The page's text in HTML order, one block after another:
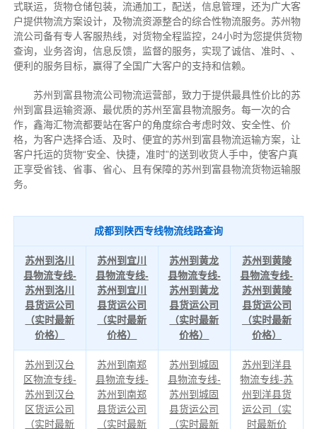
式联运，货物仓储包装，流通加工，配送，信息管理，还为广大客
户提供物流方案设计，及物流资源整合的综合性物流服务。苏州物
流公司备有专人客服热线，对货物全程监控，24小时为您提供货物
查询，业务咨询，信息反馈，监督的服务，实现了诚信、准时、、
便利的服务目标，赢得了全国广大客户的支持和信赖。
苏州到富县物流公司物流运营部，致力于提供最具性价比的苏
州到富县运输资源、最优质的苏州至富县物流服务。每一次的合
作，鑫海汇物流都要站在客户的角度综合考虑时效、安全性、价
格，为客户选择合适、及时、便宜的苏州到富县物流运输方案，让
客户托运的货物“安全、快捷，准时”的送到收货人手中，使客户真
正享受省钱、省事、省心、且有保障的苏州到富县物流货物运输服
务。
成都到陕西专线物流线路查询
苏州到洛川
县物流专线-
苏州到洛川
县货运公司
（实时最新
价格）
苏州到宜川
县物流专线-
苏州到宜川
县货运公司
（实时最新
价格）
苏州到黄龙
县物流专线-
苏州到黄龙
县货运公司
（实时最新
价格）
苏州到黄陵
县物流专线-
苏州到黄陵
县货运公司
（实时最新
价格）
苏州到汉台
区物流专线-
苏州到汉台
区货运公司
（实时最新
苏州到南郑
县物流专线-
苏州到南郑
县货运公司
（实时最新
苏州到城固
县物流专线-
苏州到城固
县货运公司
（实时最新
苏州到洋县
物流专线-苏
州到洋县货
运公司（实
时最新价